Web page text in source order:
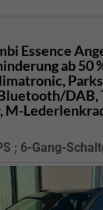
Essence
ab 50
DAB,
M-
; 6-Gang-